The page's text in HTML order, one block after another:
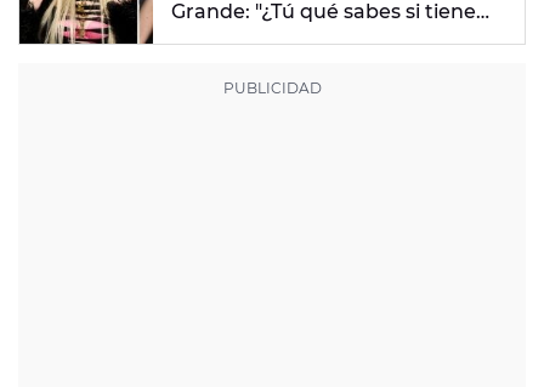
Grande: "¿Tú qué sabes si tiene